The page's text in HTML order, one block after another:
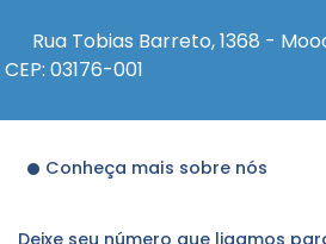
Rua Tobias Barreto, 1368 -
CEP: 03176-001
Conheça mais sobre nós